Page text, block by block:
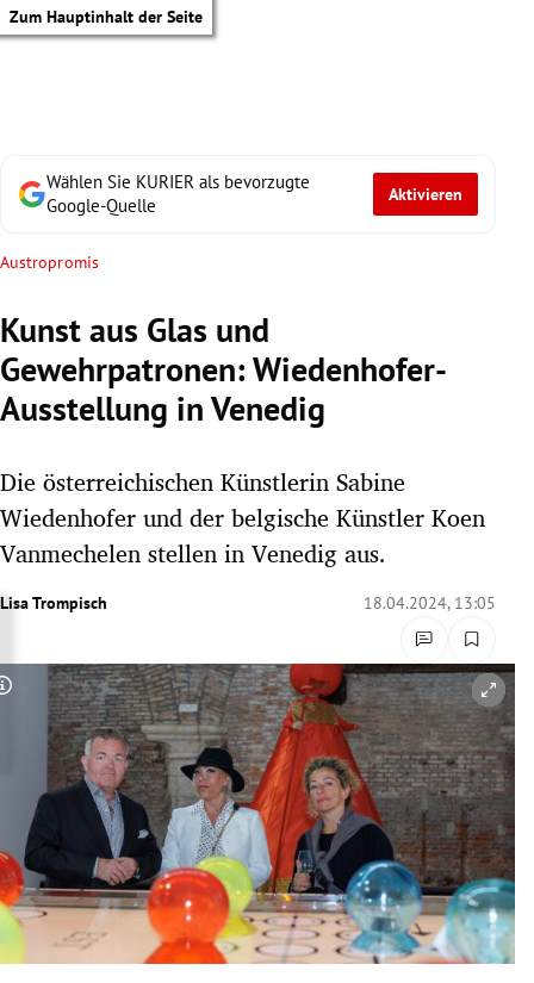
Zum Hauptinhalt der Seite
Untermenü
Untermenü
Untermenü
Untermenü
Untermenü
Untermenü
Untermenü
Untermenü
Wählen Sie KURIER als bevorzugte
Google-Quelle
Aktivieren
Austropromis
Kunst aus Glas und
Gewehrpatronen: Wiedenhofer-
Ausstellung in Venedig
Die österreichischen Künstlerin Sabine
Wiedenhofer und der belgische Künstler Koen
Vanmechelen stellen in Venedig aus.
Lisa Trompisch 18.04.2024, 13:05
Copyright-Hinweis öffnen/schließen